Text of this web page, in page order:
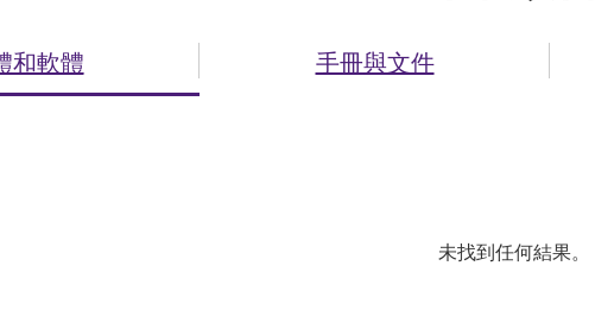
和軟體 手冊與文件
未找到任何結果。